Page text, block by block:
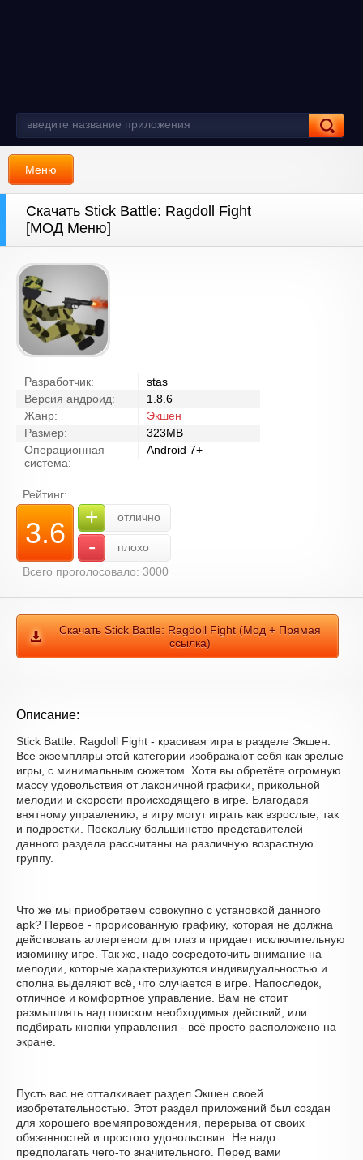
Меню
Скачать Stick Battle: Ragdoll Fight
[МОД Меню]
Разработчик:
stas
Версия андроид:
1.8.6
Жанр:
Экшен
Размер:
323MB
Операционная
система:
Android 7+
Рейтинг:
3.6 + отлично
-
плохо
Всего проголосовало: 3000
Скачать Stick Battle: Ragdoll Fight (Мод + Прямая
ссылка)
Описание:
Stick Battle: Ragdoll Fight - красивая игра в разделе Экшен.
Все экземпляры этой категории изображают себя как зрелые
игры, с минимальным сюжетом. Хотя вы обретёте огромную
массу удовольствия от лаконичной графики, прикольной
мелодии и скорости происходящего в игре. Благодаря
внятному управлению, в игру могут играть как взрослые, так
и подростки. Поскольку большинство представителей
данного раздела рассчитаны на различную возрастную
группу.
Что же мы приобретаем совокупно с установкой данного
apk? Первое - прорисованную графику, которая не должна
действовать аллергеном для глаз и придает исключительную
изюминку игре. Так же, надо сосредоточить внимание на
мелодии, которые характеризуются индивидуальностью и
сполна выделяют всё, что случается в игре. Напоследок,
отличное и комфортное управление. Вам не стоит
размышлять над поиском необходимых действий, или
подбирать кнопки управления - всё просто расположено на
экране.
Пусть вас не отталкивает раздел Экшен своей
изобретательностью. Этот раздел приложений был создан
для хорошего времяпровождения, перерыва от своих
обязанностей и простого удовольствия. Не надо
предполагать чего-то значительного. Перед вами